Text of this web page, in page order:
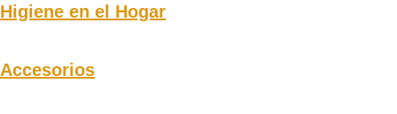
Higiene en el Hogar
Accesorios